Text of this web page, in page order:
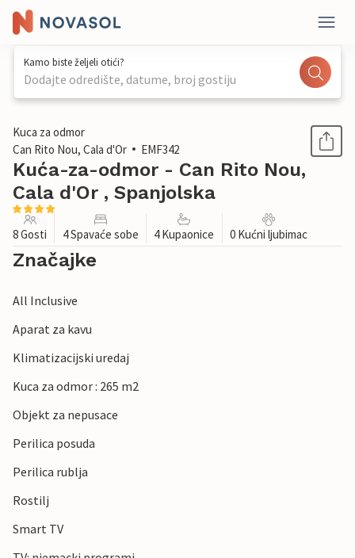
Kamo biste željeli otići?
Dodajte odredište, datume, broj gostiju
1 / 57
Kuca za odmor
Can Rito Nou, Cala d'Or
EMF342
Kuća-za-odmor - Can Rito Nou,
Cala d'Or , Spanjolska
8 Gosti 4 Spavaće sobe 4 Kupaonice 0 Kućni ljubimac
Značajke
All Inclusive
Aparat za kavu
Klimatizacijski uredaj
Kuca za odmor : 265 m2
Objekt za nepusace
Perilica posuda
Perilica rublja
Rostilj
Smart TV